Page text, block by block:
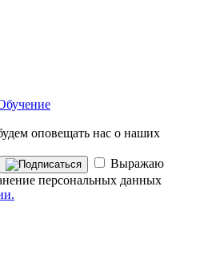
оповещать нас о наших
Выражаю
персональных данных